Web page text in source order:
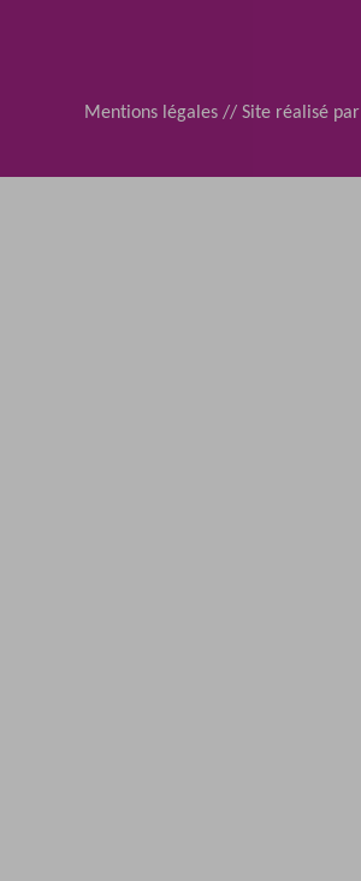
Mentions légales //Site réalisé par